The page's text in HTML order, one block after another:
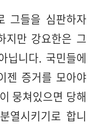
그들을 심판하자
지만 강요한은 그
닙니다. 국민들에
젠 증거를 모아야
뭉쳐있으면 당해
열시키기로 합니